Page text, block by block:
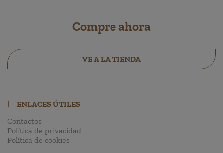
Compre ahora
VE A LA TIENDA
|
ENLACES ÚTILES
Contactos
Política de privacidad
Política de cookies